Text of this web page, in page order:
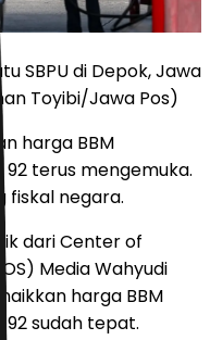
SBPU di Depok, Jawa
Toyibi/Jawa Pos)
harga BBM
92 terus mengemuka.
fiskal negara.
dari Center of
Media Wahyudi
harga BBM
92 sudah tepat.